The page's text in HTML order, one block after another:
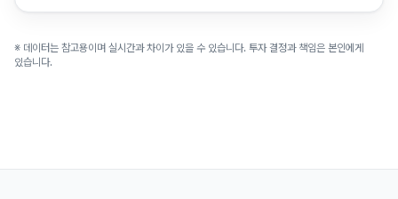
※ 데이터는 참고용이며 실시간과 차이가 있을 수 있습니다. 투자 결정과 책임은 본인에게
있습니다.